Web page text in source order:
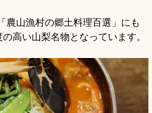
農山漁村の郷土料理百選」にも
高い山梨名物となっています。